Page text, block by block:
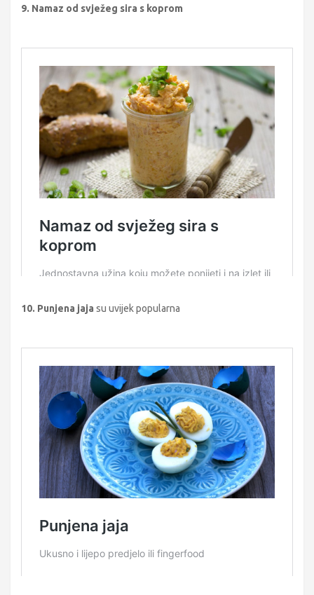
9. Namaz od svježeg sira s koprom
10. Punjena jaja su uvijek popularna